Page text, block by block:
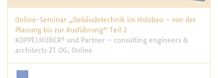
Online-Seminar „Gebäudetechnik im Holzbau – von der
Planung bis zur Ausführung“ Teil 2
KOPPELHUBER² und Partner – consulting engineers &
architects ZT OG, Online